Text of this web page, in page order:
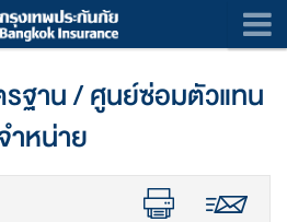
ฐาน / ศูนย์ซ่อมตัวแทน
ำหน่าย